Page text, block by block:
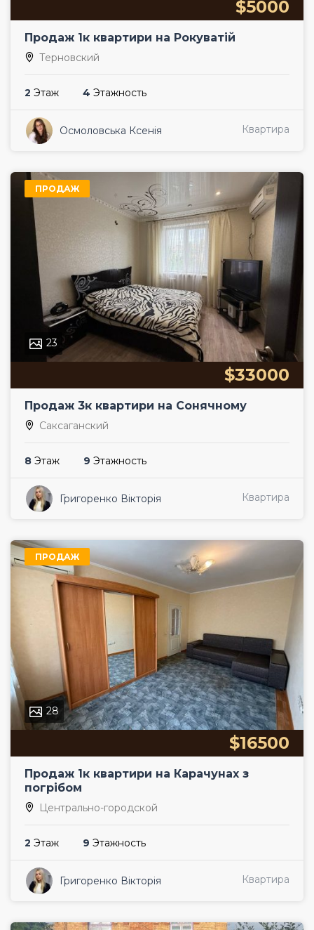
$5000
Продаж 1к квартири на Рокуватій
Терновский
2 Этаж 4 Этажность
Осмоловська Ксенія Квартира
ПРОДАЖ
23
$33000
Продаж 3к квартири на Сонячному
Саксаганский
8 Этаж 9 Этажность
Григоренко Вікторія Квартира
ПРОДАЖ
28
$16500
Продаж 1к квартири на Карачунах з
погрібом
Центрально-городской
2 Этаж 9 Этажность
Григоренко Вікторія Квартира